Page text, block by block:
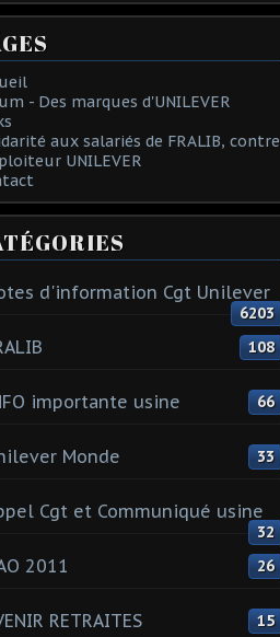
- Des marques d'UNILEVER
aux salariés de FRALIB, contre
UNILEVER
d'information Cgt Unilever
6203
108
importante usine 66
Monde 33
Cgt et Communiqué usine
32
2011 26
RETRAITES 15